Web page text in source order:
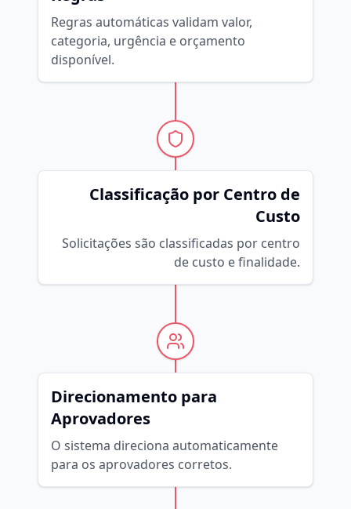
Regras automáticas validam valor,
categoria, urgência e orçamento
disponível.
Classificação por Centro de
Custo
Solicitações são classificadas por centro
de custo e finalidade.
Direcionamento para
Aprovadores
O sistema direciona automaticamente
para os aprovadores corretos.